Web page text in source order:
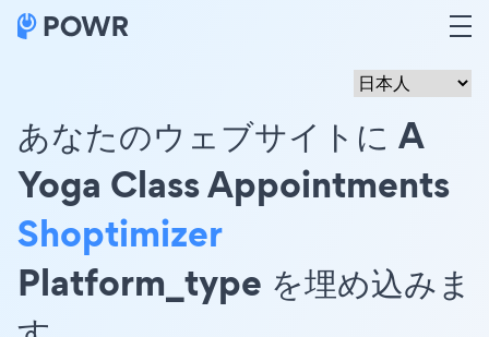
あなたのウェブサイトに A
Yoga Class Appointments
Shoptimizer
Platform_type を埋め込みま